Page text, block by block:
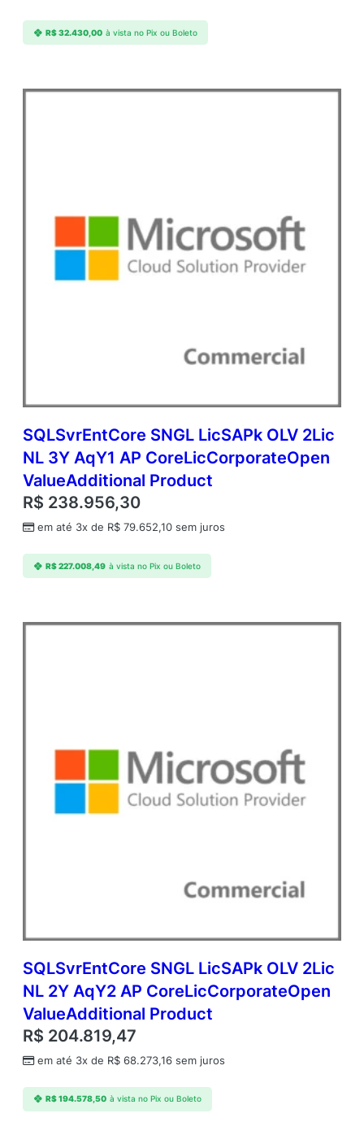
R$32.430,00 à vista no Pix ou Boleto
SQLSvrEntCore SNGL LicSAPk OLV 2Lic
NL 3Y AqY1 AP CoreLicCorporateOpen
ValueAdditional Product
R$ 238.956,30
em até 3x de R$ 79.652,10 sem juros
R$227.008,49 à vista no Pix ou Boleto
SQLSvrEntCore SNGL LicSAPk OLV 2Lic
NL 2Y AqY2 AP CoreLicCorporateOpen
ValueAdditional Product
R$ 204.819,47
em até 3x de R$ 68.273,16 sem juros
R$194.578,50 à vista no Pix ou Boleto